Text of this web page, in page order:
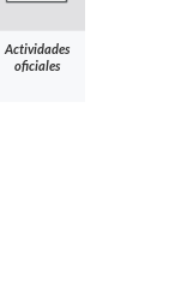
Actividades
oficiales